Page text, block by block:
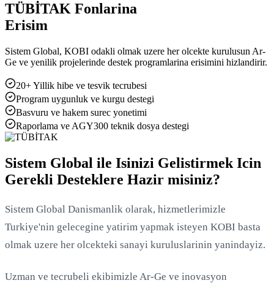
Yükleniyor...
TÜBİTAK Fonlarina
Erisim
Sistem Global, KOBI odakli olmak uzere her olcekte kurulusun Ar-
Ge ve yenilik projelerinde destek programlarina erisimini hizlandirir.
20+ Yillik hibe ve tesvik tecrubesi
Program uygunluk ve kurgu destegi
Basvuru ve hakem surec yonetimi
Raporlama ve AGY300 teknik dosya destegi
Sistem Global ile Isinizi Gelistirmek Icin
Gerekli Desteklere Hazir misiniz?
Sistem Global Danismanlik olarak, hizmetlerimizle
Turkiye'nin gelecegine yatirim yapmak isteyen KOBI basta
olmak uzere her olcekteki sanayi kuruluslarinin yanindayiz.
Uzman ve tecrubeli ekibimizle Ar-Ge ve inovasyon